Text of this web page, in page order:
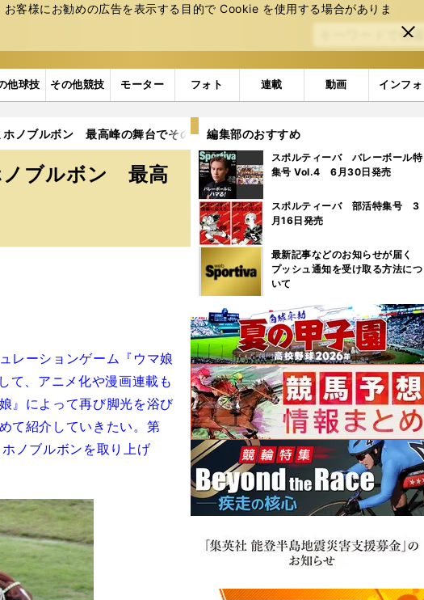
客様にお勧めの広告を表⽰する⽬的で Cookie を使⽤する場合がありま
閉じ
る
他球技 その他競技 モーター フォト 連載 動画 インフォ
ホノブルボン 最高峰の舞台でその真髄を存分に示した
ノブルボン 最高
レーションゲーム『ウマ娘
て、アニメ化や漫画連載も
』によって再び脚光を浴び
て紹介していきたい。第
ノブルボンを取り上げ
編集部のおすすめ
スポルティーバ バレーボール特
集号 Vol.4 6月30日発売
スポルティーバ 部活特集号 3
月16日発売
最新記事などのお知らせが届く
プッシュ通知を受け取る方法につ
いて